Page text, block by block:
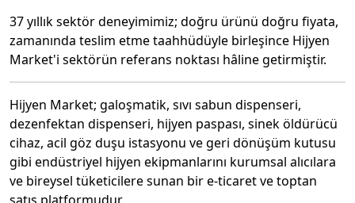
37 yıllık sektör deneyimimiz; doğru ürünü doğru fiyata,
zamanında teslim etme taahhüdüyle birleşince Hijyen
Market'i sektörün referans noktası hâline getirmiştir.
Hijyen Market; galoşmatik, sıvı sabun dispenseri,
dezenfektan dispenseri, hijyen paspası, sinek öldürücü
cihaz, acil göz duşu istasyonu ve geri dönüşüm kutusu
gibi endüstriyel hijyen ekipmanlarını kurumsal alıcılara
ve bireysel tüketicilere sunan bir e-ticaret ve toptan